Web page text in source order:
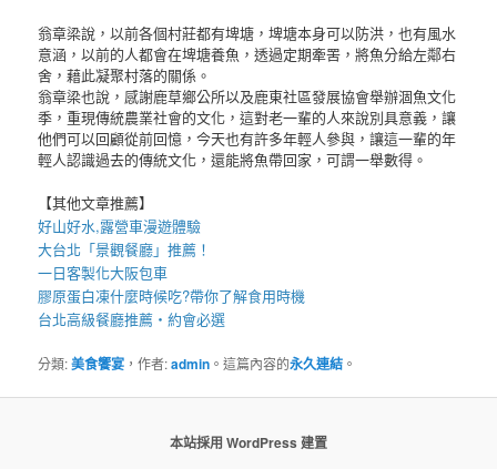
翁章梁說，以前各個村莊都有埤塘，埤塘本身可以防洪，也有風水
意涵，以前的人都會在埤塘養魚，透過定期牽罟，將魚分給左鄰右
舍，藉此凝聚村落的關係。
翁章梁也說，感謝鹿草鄉公所以及鹿東社區發展協會舉辦涸魚文化
季，重現傳統農業社會的文化，這對老一輩的人來說別具意義，讓
他們可以回顧從前回憶，今天也有許多年輕人參與，讓這一輩的年
輕人認識過去的傳統文化，還能將魚帶回家，可謂一舉數得。
【其他文章推薦】
好山好水,露營車漫遊體驗
大台北「景觀餐廳」推薦！
一日客製化大阪包車
膠原蛋白凍什麼時候吃?帶你了解食用時機
台北高級餐廳推薦・約會必選
分類:美食饗宴 ，作者:admin 。這篇內容的永久連結 。
本站採用 WordPress 建置